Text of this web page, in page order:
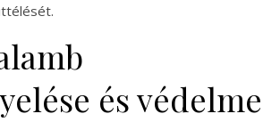
és védelme